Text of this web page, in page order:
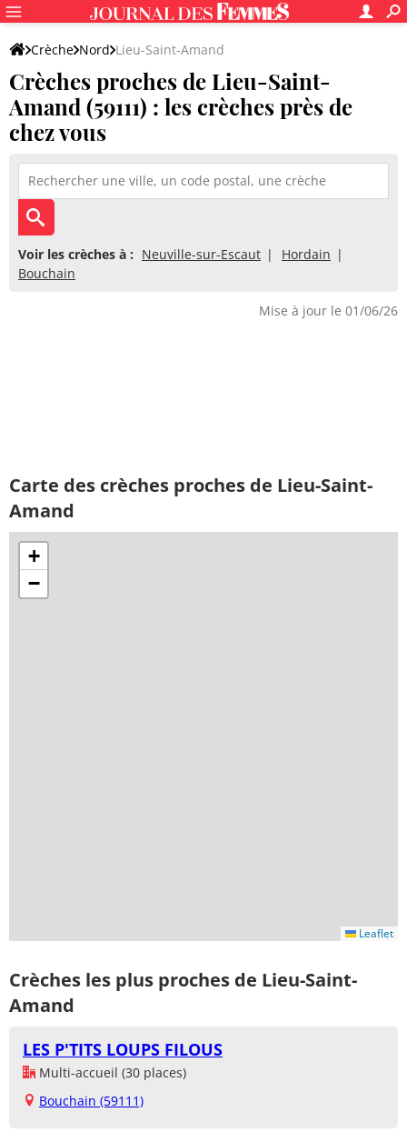
Crèche Nord Lieu-Saint-Amand
Crèches proches de Lieu-Saint-
Amand (59111) : les crèches près de
chez vous
Voir les crèches à : Neuville-sur-Escaut
Hordain
Bouchain
Mise à jour le 01/06/26
Carte des crèches proches de Lieu-Saint-
Amand
+
−
Leaflet
Crèches les plus proches de Lieu-Saint-
Amand
LES P'TITS LOUPS FILOUS
Multi-accueil (30 places)
Bouchain (59111)